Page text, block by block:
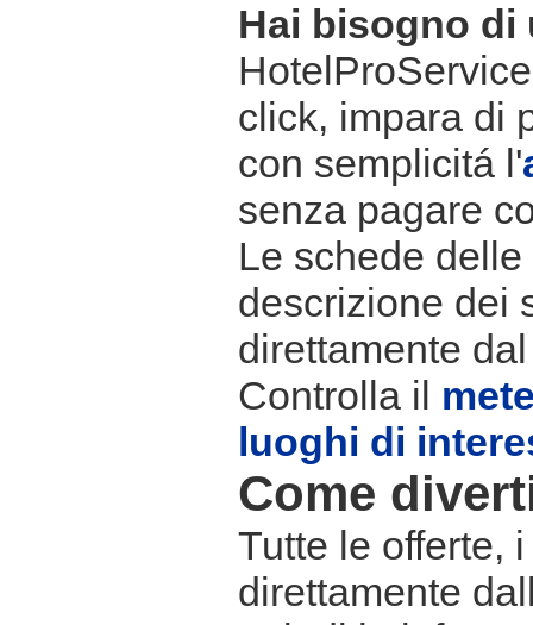
Hai bisogno di
click, impara di
con semplicitá l'
senza pagare
Le schede
descrizione dei
direttamente
Controlla il
luoghi di
Come
Tutte le offerte,
direttamente